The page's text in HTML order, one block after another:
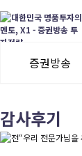
증권방송
수익률뽐내기
감사후기